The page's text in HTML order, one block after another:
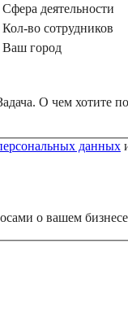
Сфера деятельности
Кол-во сотрудников
Ваш город
О чем хотите
данных
о вашем